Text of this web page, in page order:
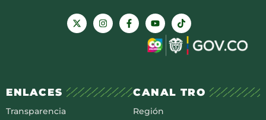
ENLACES
Transparencia
CANAL TRO
Región